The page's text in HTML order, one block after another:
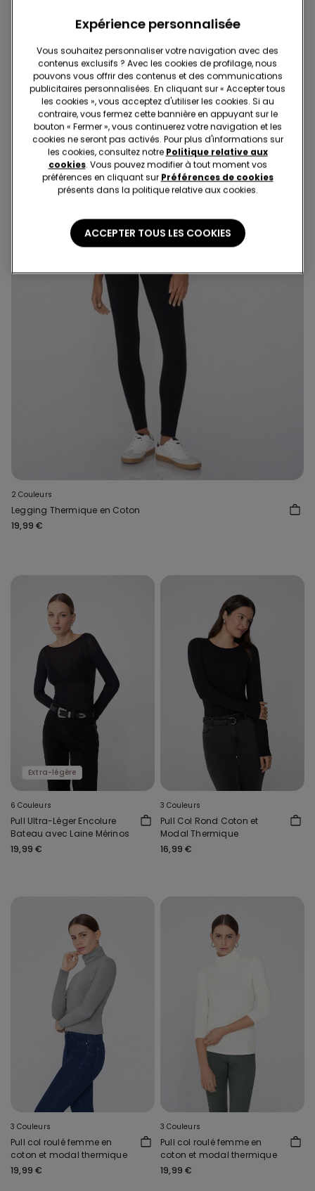
2 Couleurs
Legging Thermique en Coton
19,99 €
Extra-légère
6 Couleurs
Pull Ultra-Léger Encolure
Bateau avec Laine Mérinos
19,99 €
3 Couleurs
Pull Col Rond Coton et
Modal Thermique
16,99 €
3 Couleurs
Pull col roulé femme en
coton et modal thermique
19,99 €
3 Couleurs
Pull col roulé femme en
coton et modal thermique
19,99 €
Expérience personnalisée
Vous souhaitez personnaliser votre navigation avec des
contenus exclusifs ? Avec les cookies de profilage, nous
pouvons vous offrir des contenus et des communications
publicitaires personnalisées. En cliquant sur « Accepter tous
les cookies », vous acceptez d'utiliser les cookies. Si au
contraire, vous fermez cette bannière en appuyant sur le
bouton « Fermer », vous continuerez votre navigation et les
cookies ne seront pas activés. Pour plus d'informations sur
les cookies, consultez notre Politique relative aux
cookies. Vous pouvez modifier à tout moment vos
préférences en cliquant sur Préférences de cookies
présents dans la politique relative aux cookies.
ACCEPTER TOUS LES COOKIES